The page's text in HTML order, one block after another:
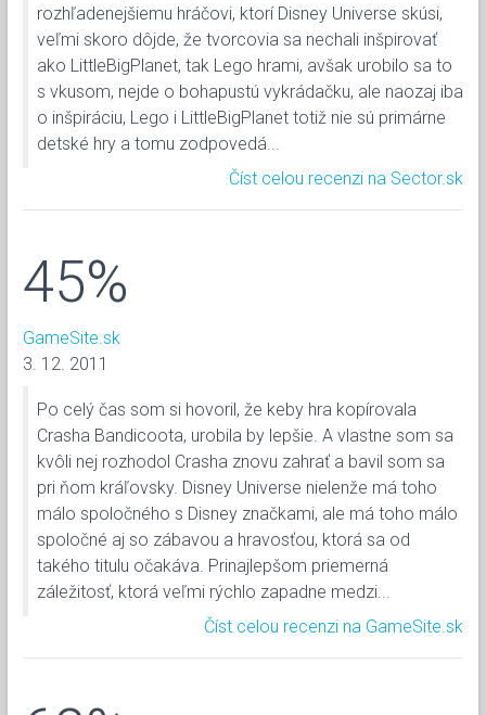
rozhľadenejšiemu hráčovi, ktorí Disney Universe skúsi,
veľmi skoro dôjde, že tvorcovia sa nechali inšpirovať
ako LittleBigPlanet, tak Lego hrami, avšak urobilo sa to
s vkusom, nejde o bohapustú vykrádačku, ale naozaj iba
o inšpiráciu, Lego i LittleBigPlanet totiž nie sú primárne
detské hry a tomu zodpovedá...
Číst celou recenzi na Sector.sk
45%
GameSite.sk
3. 12. 2011
Po celý čas som si hovoril, že keby hra kopírovala
Crasha Bandicoota, urobila by lepšie. A vlastne som sa
kvôli nej rozhodol Crasha znovu zahrať a bavil som sa
pri ňom kráľovsky. Disney Universe nielenže má toho
málo spoločného s Disney značkami, ale má toho málo
spoločné aj so zábavou a hravosťou, ktorá sa od
takého titulu očakáva. Prinajlepšom priemerná
záležitosť, ktorá veľmi rýchlo zapadne medzi...
Číst celou recenzi na GameSite.sk